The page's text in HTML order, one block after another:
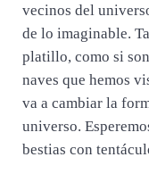
vecinos del
de lo imaginable.
platillo, como si
naves que hemos
va a cambiar la
universo.
bestias con